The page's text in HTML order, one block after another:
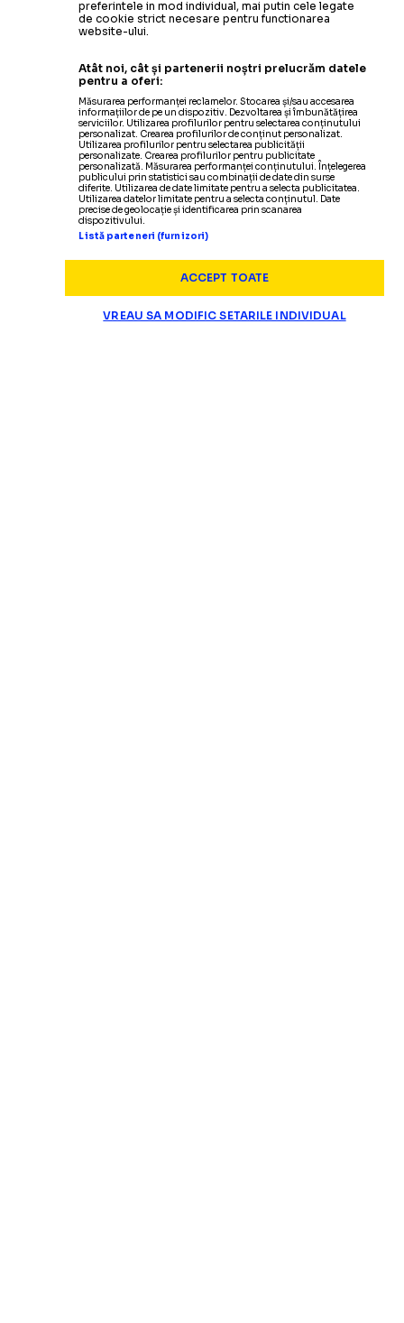
preferintele in mod individual, mai putin cele legate
de cookie strict necesare pentru functionarea
website-ului.
Atât noi, cât și partenerii noștri prelucrăm datele
pentru a oferi:
Măsurarea performanței reclamelor. Stocarea și/sau accesarea
informațiilor de pe un dispozitiv. Dezvoltarea și îmbunătățirea
serviciilor. Utilizarea profilurilor pentru selectarea conținutului
personalizat. Crearea profilurilor de conținut personalizat.
Utilizarea profilurilor pentru selectarea publicității
personalizate. Crearea profilurilor pentru publicitate
personalizată. Măsurarea performanței conținutului. Înțelegerea
publicului prin statistici sau combinații de date din surse
diferite. Utilizarea de date limitate pentru a selecta publicitatea.
Utilizarea datelor limitate pentru a selecta conținutul. Date
precise de geolocație și identificarea prin scanarea
dispozitivului.
Listă parteneri (furnizori)
ACCEPT TOATE
VREAU SA MODIFIC SETARILE INDIVIDUAL